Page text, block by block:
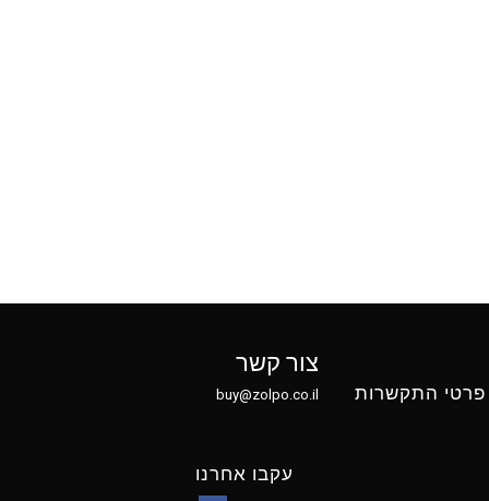
פרטי התקשרות
צור קשר
buy@zolpo.co.il
עקבו אחרנו